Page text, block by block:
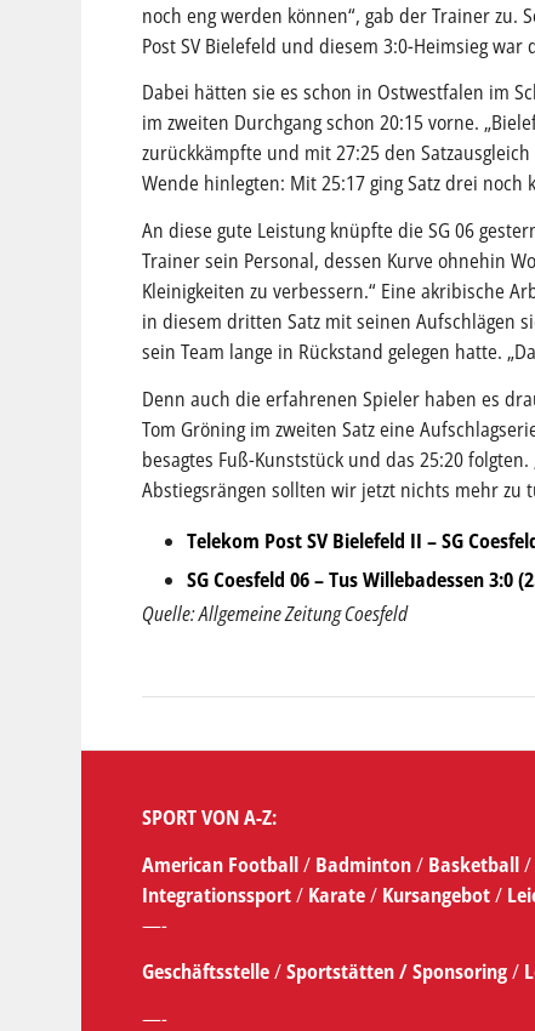
noch eng werden können“, gab der Trainer zu.
Post SV Bielefeld und diesem 3:0-Heimsieg
Dabei hätten sie es schon in Ostwestfalen im
im zweiten Durchgang schon 20:15 vorne.
zurückkämpfte und mit 27:25 den
Wende hinlegten: Mit 25:17 ging Satz drei noch
An diese gute Leistung knüpfte die SG 06
Trainer sein Personal, dessen Kurve ohnehin
Kleinigkeiten zu verbessern.“ Eine akribische
in diesem dritten Satz mit seinen Aufschlägen
sein Team lange in Rückstand gelegen hatte.
Denn auch die erfahrenen Spieler haben es
Tom Gröning im zweiten Satz eine
besagtes Fuß-Kunststück und das 25:20
Abstiegsrängen sollten wir jetzt nichts mehr zu
Telekom Post SV Bielefeld II – SG
SG Coesfeld 06 – Tus Willebadessen 3:0
Quelle: Allgemeine Zeitung Coesfeld
SPORT VON A-Z:
American Football/ Badminton/ Basketball/
Integrationssport/ Karate/ Kursangebot/
—-
Geschäftsstelle/Sportstätten /Sponsoring/
—-